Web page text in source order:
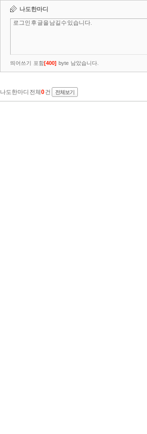
나도한마디
띄어쓰기 포함[400] byte 남았습니다.
나도한마디 전체 0건 전체보기